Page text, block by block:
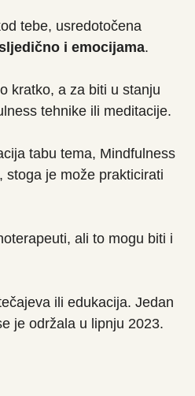
tebe, usredotočena
i emocijama.
kratko, a za biti u stanju
tehnike ili meditacije.
tabu tema, Mindfulness
stoga je može prakticirati
ali to mogu biti i
ili edukacija. Jedan
je održala u lipnju 2023.